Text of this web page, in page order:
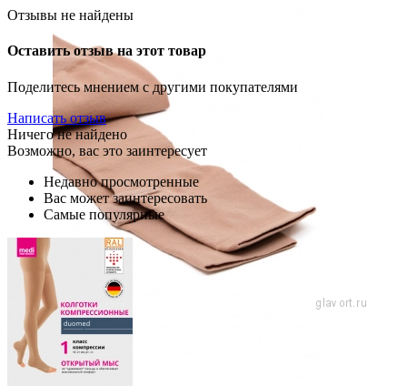
Отзывы не найдены
Оставить отзыв на этот товар
Поделитесь мнением с другими покупателями
Написать отзыв
Ничего не найдено
Возможно, вас это заинтересует
Недавно просмотренные
Вас может заинтересовать
Самые популярные